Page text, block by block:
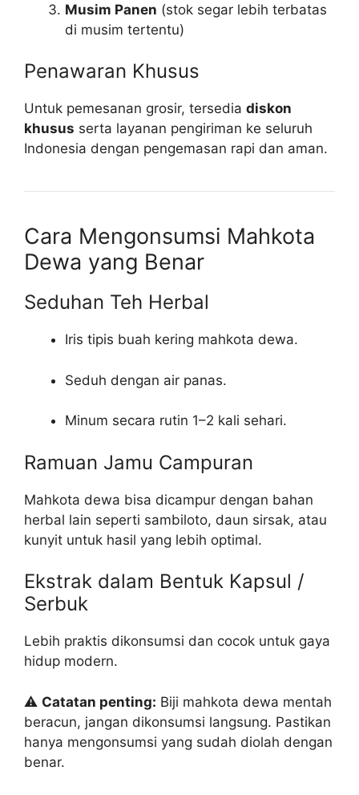
Musim Panen (stok segar lebih terbatas
di musim tertentu)
Penawaran Khusus
Untuk pemesanan grosir, tersedia diskon
khusus serta layanan pengiriman ke seluruh
Indonesia dengan pengemasan rapi dan aman.
Cara Mengonsumsi Mahkota
Dewa yang Benar
Seduhan Teh Herbal
Iris tipis buah kering mahkota dewa.
Seduh dengan air panas.
Minum secara rutin 1–2 kali sehari.
Ramuan Jamu Campuran
Mahkota dewa bisa dicampur dengan bahan
herbal lain seperti sambiloto, daun sirsak, atau
kunyit untuk hasil yang lebih optimal.
Ekstrak dalam Bentuk Kapsul /
Serbuk
Lebih praktis dikonsumsi dan cocok untuk gaya
hidup modern.
⚠️ Catatan penting: Biji mahkota dewa mentah
beracun, jangan dikonsumsi langsung. Pastikan
hanya mengonsumsi yang sudah diolah dengan
benar.